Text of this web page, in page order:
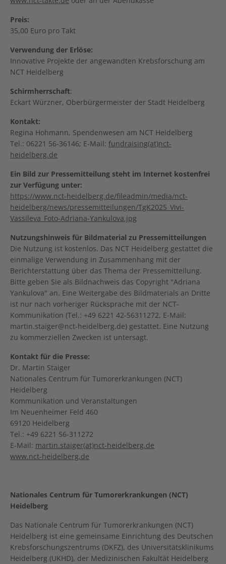
Preis:
35,00 Euro pro Takt
Verwendung der Erlöse:
Innovative Projekte der angewandten Krebsforschung am
NCT Heidelberg
Schirmherrschaft:
Eckart Würzner, Oberbürgermeister der Stadt Heidelberg
Kontakt:
Regina Hohmann, Spendenwesen am NCT Heidelberg
Tel.: 06221 56-36146; E-Mail: fundraising(at)nct-
heidelberg.de
Ein Bild zur Pressemitteilung steht im Internet kostenfrei
zur Verfügung unter:
https://www.nct-heidelberg.de/fileadmin/media/nct-
heidelberg/news/pressemitteilungen/TgK2025_Vivi-
Vassileva_Foto-Adriana-Yankulova.jpg
Nutzungshinweis für Bildmaterial zu Pressemitteilungen
Die Nutzung ist kostenlos. Das NCT Heidelberg gestattet die
einmalige Verwendung in Zusammenhang mit der
Berichterstattung über das Thema der Pressemitteilung.
Bitte geben Sie als Bildnachweis das Copyright "Adriana
Yankulova" an. Eine Weitergabe des Bildmaterials an Dritte
ist nur nach vorheriger Rücksprache mit der NCT-
Kommunikation (Tel.: +49 6221 42-56311272, E-Mail:
martin.staiger@nct-heidelberg.de) gestattet. Eine Nutzung
zu kommerziellen Zwecken ist untersagt.
Kontakt für die Presse:
Dr. Martin Staiger
Nationales Centrum für Tumorerkrankungen (NCT)
Heidelberg
Kommunikation und Veranstaltungen
Im Neuenheimer Feld 460
69120 Heidelberg
Tel.: +49 6221 56-311272
E-Mail: martin.staiger(at)nct-heidelberg.de
www.nct-heidelberg.de
Nationales Centrum für Tumorerkrankungen (NCT)
Heidelberg
Das Nationale Centrum für Tumorerkrankungen (NCT)
Heidelberg ist eine gemeinsame Einrichtung des Deutschen
Krebsforschungszentrums (DKFZ), des Universitätsklinikums
Heidelberg (UKHD), der Medizinischen Fakultät Heidelberg